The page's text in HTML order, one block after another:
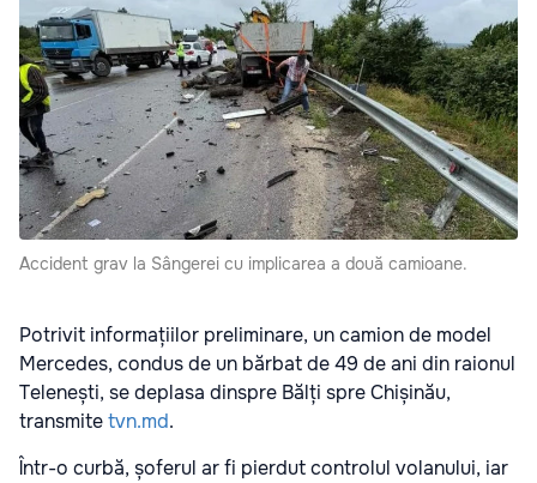
Accident grav la Sângerei cu implicarea a două camioane.
Potrivit informațiilor preliminare, un camion de model
Mercedes, condus de un bărbat de 49 de ani din raionul
Telenești, se deplasa dinspre Bălți spre Chișinău,
transmitetvn.md.
Într-o curbă, șoferul ar fi pierdut controlul volanului, iar